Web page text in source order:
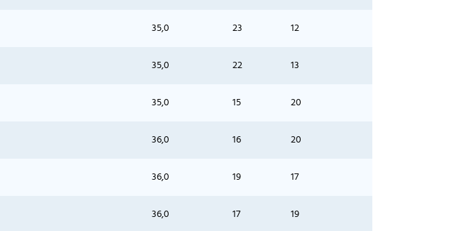
35,0 23 12
35,0 22 13
35,0 15 20
36,0 16 20
36,0 19 17
36,0 17 19